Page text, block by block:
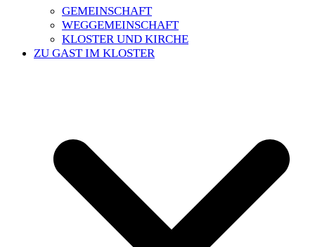
GEMEINSCHAFT
WEGGEMEINSCHAFT
KLOSTER UND KIRCHE
ZU GAST IM KLOSTER